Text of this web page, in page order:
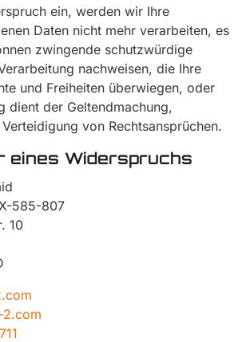
ein, werden wir Ihre
Daten nicht mehr verarbeiten, es
zwingende schutzwürdige
nachweisen, die Ihre
und Freiheiten überwiegen, oder
dient der Geltendmachung,
von Rechtsansprüchen.
eines Widerspruchs
585-807
10
2.com